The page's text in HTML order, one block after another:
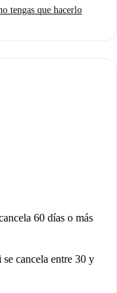
tengas que hacerlo
60 días o más
se cancela entre 30 y